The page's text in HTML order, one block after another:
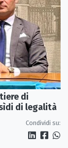
di
di legalità
Condividi su: